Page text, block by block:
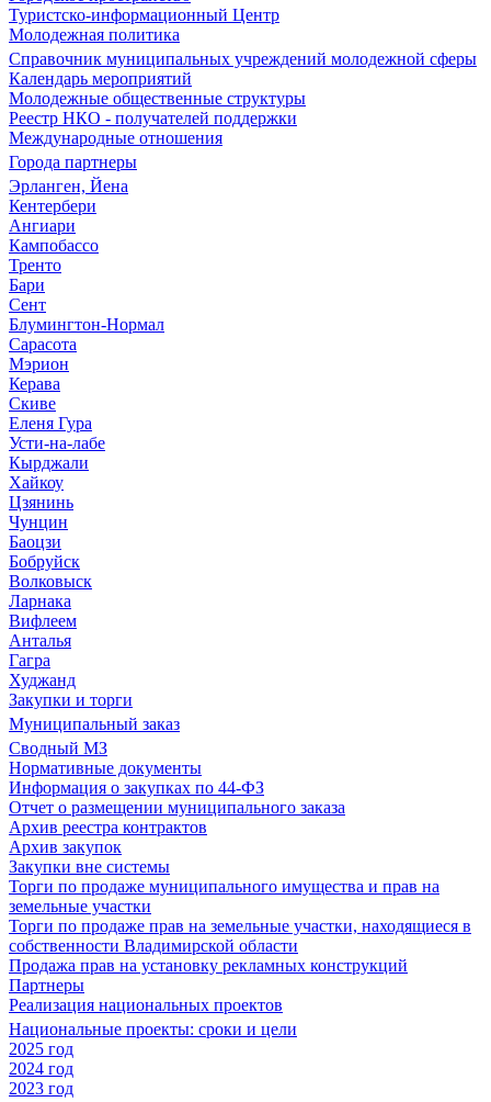
Туристско-информационный Центр
Молодежная политика
Справочник муниципальных учреждений молодежной сферы
Календарь мероприятий
Молодежные общественные структуры
Реестр НКО - получателей поддержки
Международные отношения
Города партнеры
Эрланген, Йена
Кентербери
Ангиари
Кампобассо
Тренто
Бари
Сент
Блумингтон-Нормал
Сарасота
Мэрион
Керава
Скиве
Еленя Гура
Усти-на-лабе
Кырджали
Хайкоу
Цзянинь
Чунцин
Баоцзи
Бобруйск
Волковыск
Ларнака
Вифлеем
Анталья
Гагра
Худжанд
Закупки и торги
Муниципальный заказ
Сводный МЗ
Нормативные документы
Информация о закупках по 44-ФЗ
Отчет о размещении муниципального заказа
Архив реестра контрактов
Архив закупок
Закупки вне системы
Торги по продаже муниципального имущества и прав на
земельные участки
Торги по продаже прав на земельные участки, находящиеся в
собственности Владимирской области
Продажа прав на установку рекламных конструкций
Партнеры
Реализация национальных проектов
Национальные проекты: сроки и цели
2025 год
2024 год
2023 год